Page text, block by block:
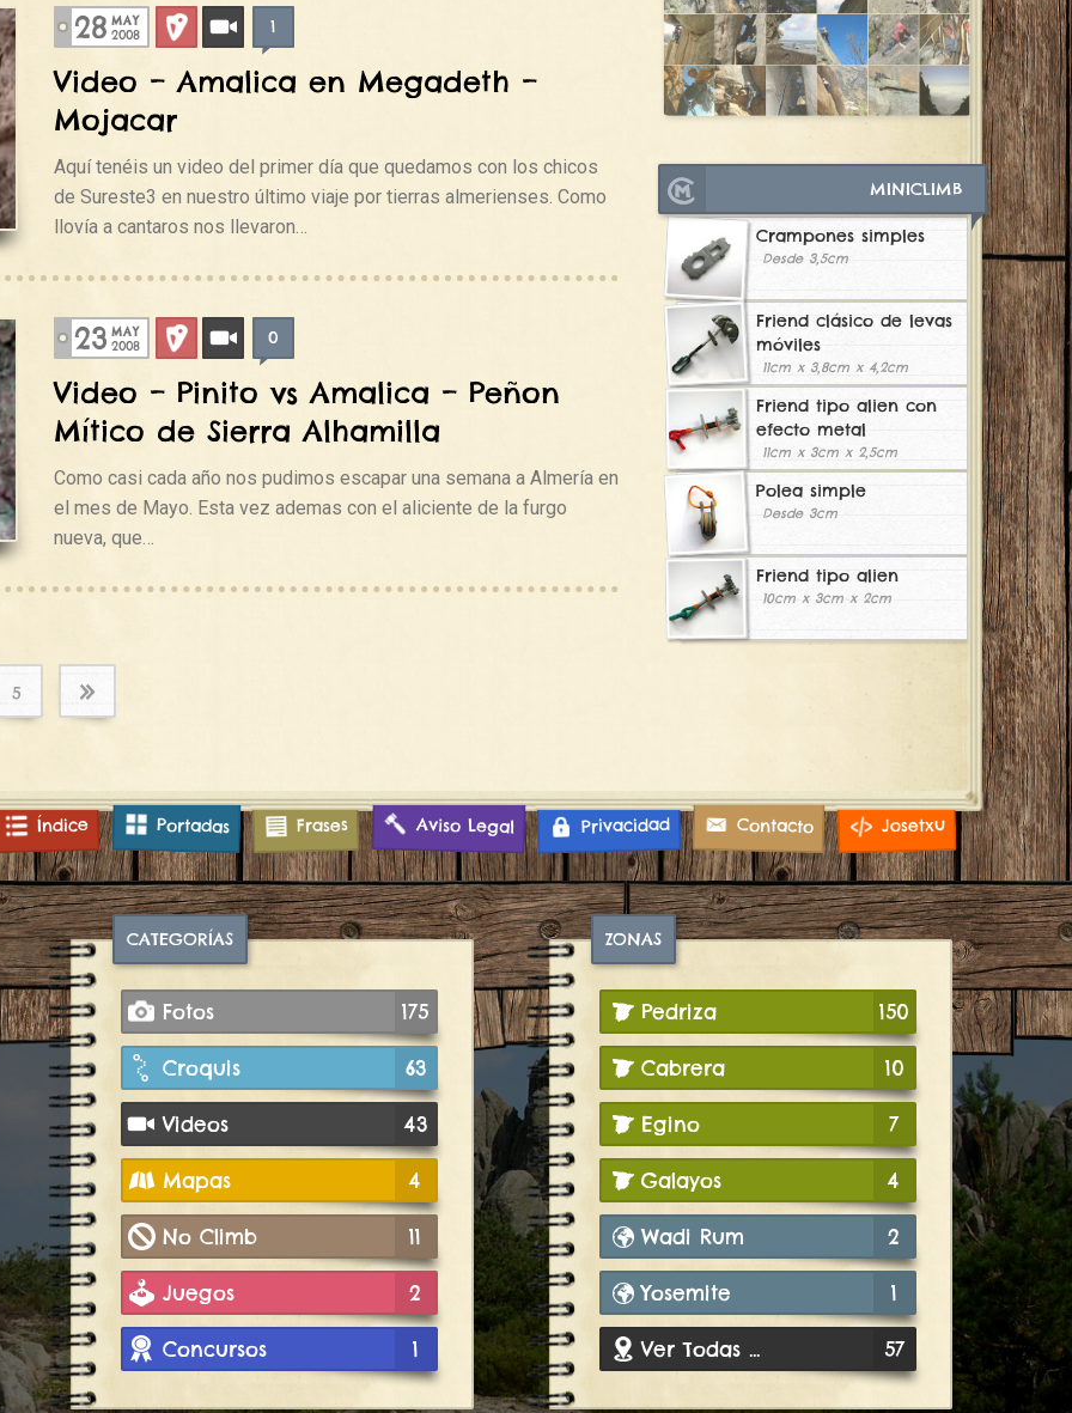
DeportivaVideos
28 MAY
2008 1
Video – Amalica en Megadeth –
Mojacar
Aquí tenéis un video del primer día que quedamos con los chicos
de Sureste3 en nuestro último viaje por tierras almerienses. Como
llovía a cantaros nos llevaron…
DeportivaVideos
23 MAY
2008 0
Video – Pinito vs Amalica – Peñon
Mítico de Sierra Alhamilla
Como casi cada año nos pudimos escapar una semana a Almería en
el mes de Mayo. Esta vez ademas con el aliciente de la furgo
nueva, que…
5 »
MINICLIMB
Crampones simples
Desde 3,5cm
Friend clásico de levas
móviles
11cm x 3,8cm x 4,2cm
Friend tipo alien con
efecto metal
11cm x 3cm x 2,5cm
Polea simple
Desde 3cm
Friend tipo alien
10cm x 3cm x 2cm
Josetxu
Contacto
Privacidad
Aviso Legal
Frases
Portadas
Índice
CATEGORÍAS
Fotos 175
Croquis 63
Videos 43
Mapas 4
No Climb 11
Juegos 2
Concursos 1
ZONAS
Pedriza 150
Cabrera 10
Egino 7
Galayos 4
Wadi Rum 2
Yosemite 1
Ver Todas ... 57